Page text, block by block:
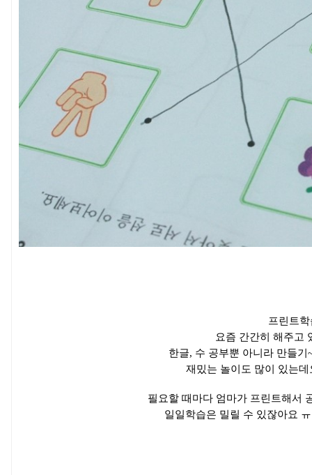
프린트
요즘 간간히 해주고
한글, 수 공부뿐 아니라 만들
재밌는 놀이도 많이 있는
필요할 때마다 엄마가 프린트해서
일일학습은 밀릴 수 있잖아요